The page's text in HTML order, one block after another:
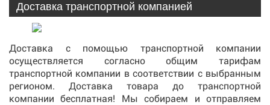
Доставка транспортной компанией
Доставка с помощью транспортной компании
осуществляется согласно общим тарифам
транспортной компании в соответствии с выбранным
регионом. Доставка товара до транспортной
компании бесплатная! Мы собираем и отправляем